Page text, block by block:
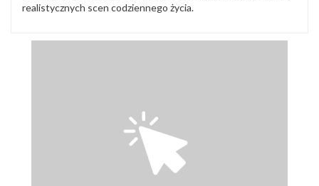
realistycznych scen codziennego życia.